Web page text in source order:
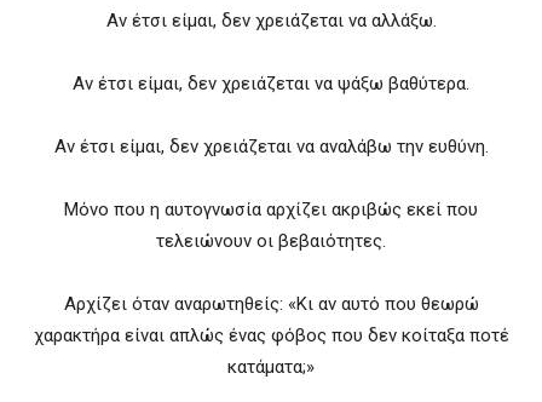
Αν έτσι είμαι, δεν χρειάζεται να αλλάξω.
Αν έτσι είμαι, δεν χρειάζεται να ψάξω βαθύτερα.
Αν έτσι είμαι, δεν χρειάζεται να αναλάβω την ευθύνη.
Μόνο που η αυτογνωσία αρχίζει ακριβώς εκεί που
τελειώνουν οι βεβαιότητες.
Αρχίζει όταν αναρωτηθείς: «Κι αν αυτό που θεωρώ
χαρακτήρα είναι απλώς ένας φόβος που δεν κοίταξα ποτέ
κατάματα;»